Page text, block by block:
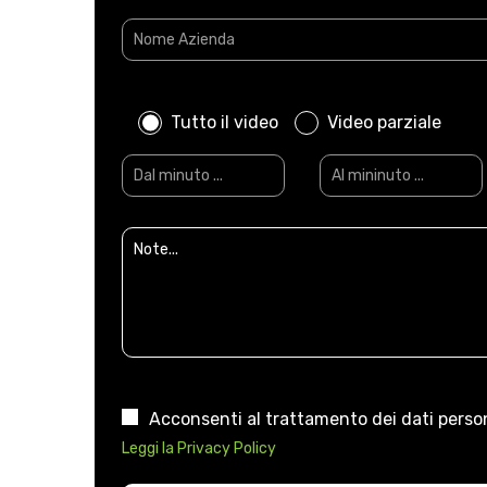
Tutto il video Video parziale
Acconsenti al trattamento dei dati
Leggi la Privacy Policy